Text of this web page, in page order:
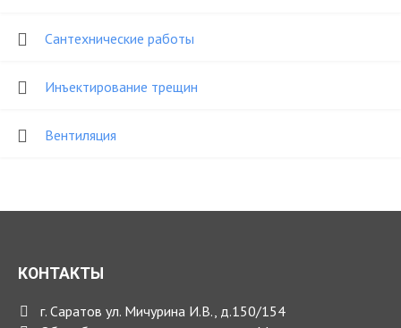
Cантехнические работы
Инъектирование трещин
Вентиляция
КОНТАКТЫ
г. Саратов ул. Мичурина И.В., д.150/154